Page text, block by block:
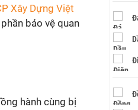
Xây Dựng Việt
bảo vệ quan
hành cùng bị